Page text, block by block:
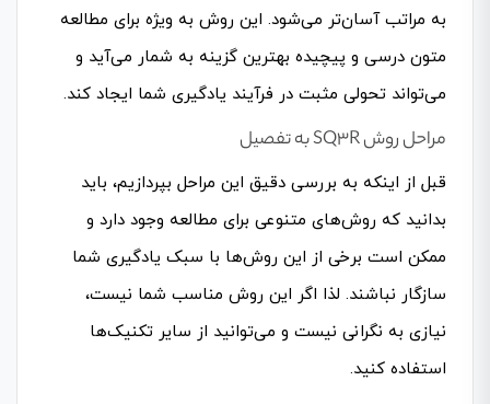
به مراتب آسان‌تر می‌شود. این روش به ویژه برای مطالعه
متون درسی و پیچیده بهترین گزینه به شمار می‌آید و
می‌تواند تحولی مثبت در فرآیند یادگیری شما ایجاد کند.
مراحل روش SQ3R به تفصیل
قبل از اینکه به بررسی دقیق این مراحل بپردازیم، باید
بدانید که روش‌های متنوعی برای مطالعه وجود دارد و
ممکن است برخی از این روش‌ها با سبک یادگیری شما
سازگار نباشند. لذا اگر این روش مناسب شما نیست،
نیازی به نگرانی نیست و می‌توانید از سایر تکنیک‌ها
استفاده کنید.